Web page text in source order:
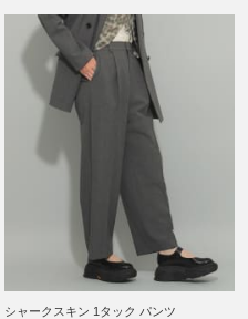
シャークスキン 1タック パンツ